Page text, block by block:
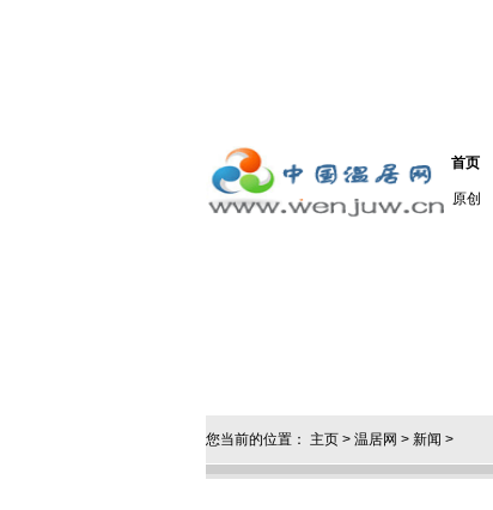
首页
原创
您当前的位置： 主页 > 温居网 > 新闻 >